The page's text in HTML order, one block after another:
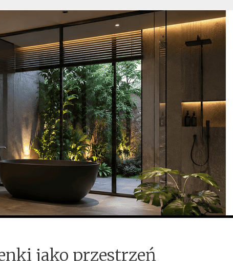
jako przestrzeń